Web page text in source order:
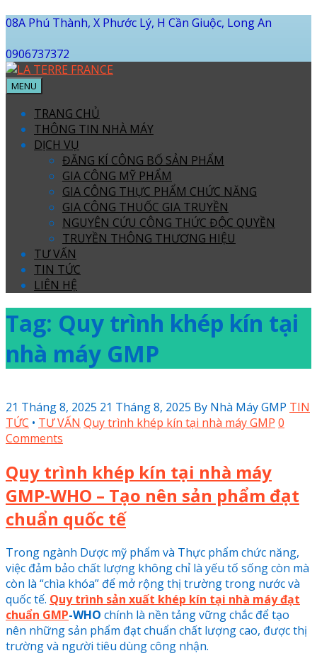
08A Phú Thành, X Phước Lý, H Cần Giuộc, Long An
0906737372
MENU
TRANG CHỦ
THÔNG TIN NHÀ MÁY
DỊCH VỤ
ĐĂNG KÍ CÔNG BỐ SẢN PHẨM
GIA CÔNG MỸ PHẨM
GIA CÔNG THỰC PHẨM CHỨC NĂNG
GIA CÔNG THUỐC GIA TRUYỀN
NGUYÊN CỨU CÔNG THỨC ĐỘC QUYỀN
TRUYỀN THÔNG THƯƠNG HIỆU
TƯ VẤN
TIN TỨC
LIÊN HỆ
Tag: Quy trình khép kín tại
nhà máy GMP
21 Tháng 8, 2025 21 Tháng 8, 2025 By Nhà Máy GMP TIN
TỨC • TƯ VẤN Quy trình khép kín tại nhà máy GMP 0
Comments
Quy trình khép kín tại nhà máy
GMP-WHO – Tạo nên sản phẩm đạt
chuẩn quốc tế
Trong ngành Dược mỹ phẩm và Thực phẩm chức năng,
việc đảm bảo chất lượng không chỉ là yếu tố sống còn mà
còn là “chìa khóa” để mở rộng thị trường trong nước và
quốc tế. Quy trình sản xuất khép kín tại nhà máy đạt
chuẩn GMP-WHO chính là nền tảng vững chắc để tạo
nên những sản phẩm đạt chuẩn chất lượng cao, được thị
trường và người tiêu dùng công nhận.